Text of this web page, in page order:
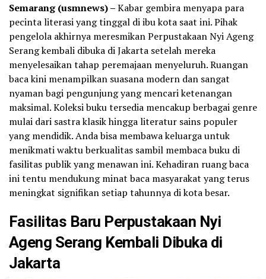
Semarang (usmnews) –Kabar gembira menyapa para
pecinta literasi yang tinggal di ibu kota saat ini. Pihak
pengelola akhirnya meresmikan Perpustakaan Nyi Ageng
Serang kembali dibuka di Jakarta setelah mereka
menyelesaikan tahap peremajaan menyeluruh. Ruangan
baca kini menampilkan suasana modern dan sangat
nyaman bagi pengunjung yang mencari ketenangan
maksimal. Koleksi buku tersedia mencakup berbagai genre
mulai dari sastra klasik hingga literatur sains populer
yang mendidik. Anda bisa membawa keluarga untuk
menikmati waktu berkualitas sambil membaca buku di
fasilitas publik yang menawan ini. Kehadiran ruang baca
ini tentu mendukung minat baca masyarakat yang terus
meningkat signifikan setiap tahunnya di kota besar.
Fasilitas Baru Perpustakaan Nyi
Ageng Serang Kembali Dibuka di
Jakarta